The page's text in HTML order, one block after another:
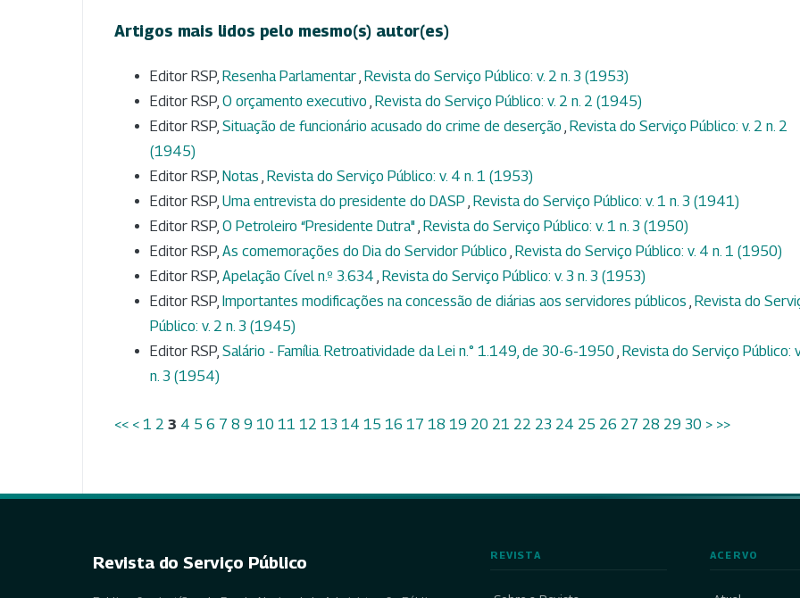
Artigos mais lidos pelo mesmo(s) autor(es)
Editor RSP, Resenha Parlamentar, Revista do Serviço Público: v. 2 n. 3 (1953)
Editor RSP, O orçamento executivo , Revista do Serviço Público: v. 2 n. 2 (1945)
Editor RSP, Situação de funcionário acusado do crime de deserção , Revista do Serviço Público: v. 2 n. 2
(1945)
Editor RSP, Notas , Revista do Serviço Público: v. 4 n. 1 (1953)
Editor RSP, Uma entrevista do presidente do DASP , Revista do Serviço Público: v. 1 n. 3 (1941)
Editor RSP, O Petroleiro “Presidente Dutra" , Revista do Serviço Público: v. 1 n. 3 (1950)
Editor RSP, As comemorações do Dia do Servidor Público , Revista do Serviço Público: v. 4 n. 1 (1950)
Editor RSP, Apelação Cível n.º 3.634 , Revista do Serviço Público: v. 3 n. 3 (1953)
Editor RSP, Importantes modificações na concessão de diárias aos servidores públicos , Revista do
Público: v. 2 n. 3 (1945)
Editor RSP, Salário - Família. Retroatividade da Lei n.° 1.149, de 30-6-1950 , Revista do Serviço Público:
n. 3 (1954)
<< < 1 2 3 4 5 6 7 8 9 10 11 12 13 14 15 16 17 18 19 20 21 22 23 24 25 26 27 28 29 30 > >>
Revista do Serviço Público REVISTA ACERVO